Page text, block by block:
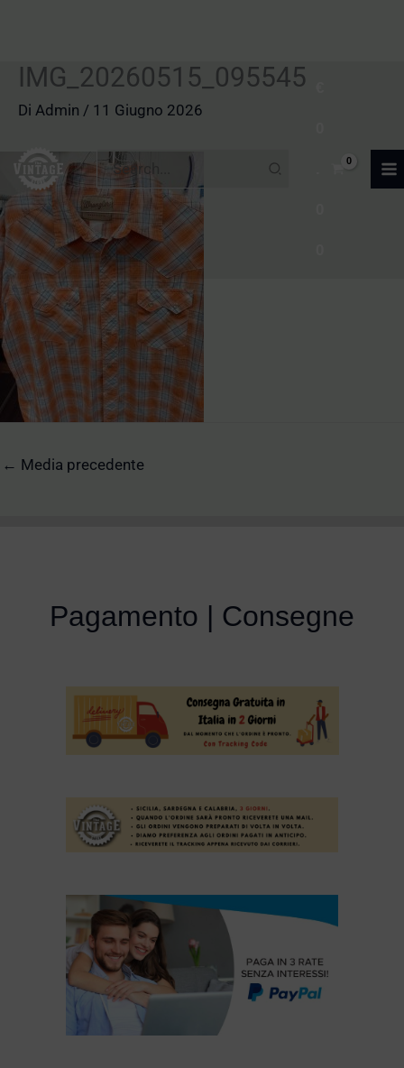
Ricerca
per:
IMG_20260515_095545
Di Admin / 11 Giugno 2026
← Media precedente
Pagamento | Consegne